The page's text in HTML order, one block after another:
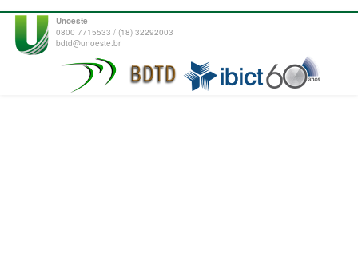
Unoeste
0800 7715533 / (18) 32292003
bdtd@unoeste.br